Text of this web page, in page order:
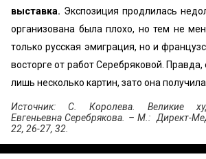
выставка. Экспозиция продлилась
организована была плохо, но тем не
только русская эмиграция, но и
восторге от работ Серебряковой.
лишь несколько картин, зато она
Источник: С. Королева. Великие
Евгеньевна Серебрякова. – М.: Директ-
22, 26-27, 32.